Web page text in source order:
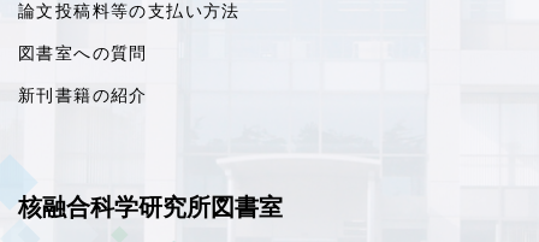
論文投稿料等の支払い方法
図書室への質問
新刊書籍の紹介
核融合科学研究所図書室